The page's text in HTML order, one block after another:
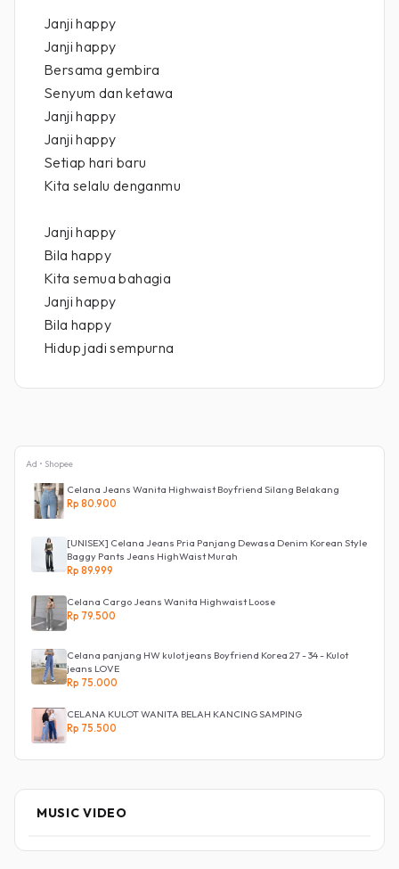
Janji happy
Janji happy
Bersama gembira
Senyum dan ketawa
Janji happy
Janji happy
Setiap hari baru
Kita selalu denganmu
Janji happy
Bila happy
Kita semua bahagia
Janji happy
Bila happy
Hidup jadi sempurna
Ad • Shopee
Celana Jeans Wanita Highwaist Boyfriend Silang Belakang
Rp 80.900
[UNISEX] Celana Jeans Pria Panjang Dewasa Denim Korean Style
Baggy Pants Jeans HighWaist Murah
Rp 89.999
Celana Cargo Jeans Wanita Highwaist Loose
Rp 79.500
Celana panjang HW kulot jeans Boyfriend Korea 27 - 34 - Kulot
jeans LOVE
Rp 75.000
CELANA KULOT WANITA BELAH KANCING SAMPING
Rp 75.500
MUSIC VIDEO